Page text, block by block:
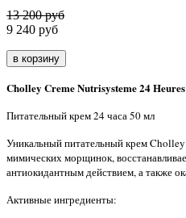
13 200 руб
9 240 руб
Cholley Creme Nutrisysteme 24 Heures
Питательный крем 24 часа 50 мл
Уникальный питательный крем
мимических морщинок,
антиокидантным действием, а также
Активные ингредиенты: